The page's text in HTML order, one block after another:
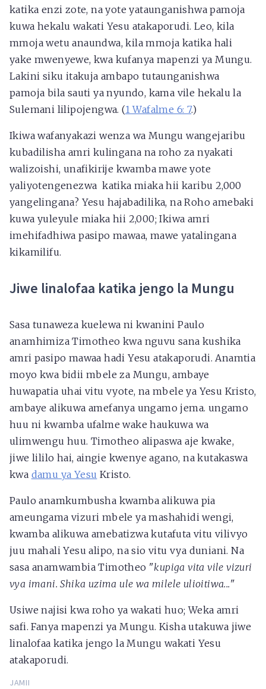
katika enzi zote, na yote yataunganishwa pamoja
kuwa hekalu wakati Yesu atakaporudi. Leo, kila
mmoja wetu anaundwa, kila mmoja katika hali
yake mwenyewe, kwa kufanya mapenzi ya Mungu.
Lakini siku itakuja ambapo tutaunganishwa
pamoja bila sauti ya nyundo, kama vile hekalu la
Sulemani lilipojengwa. (1 Wafalme 6: 7.)
Ikiwa wafanyakazi wenza wa Mungu wangejaribu
kubadilisha amri kulingana na roho za nyakati
walizoishi, unafikirije kwamba mawe yote
yaliyotengenezwa katika miaka hii karibu 2,000
yangelingana? Yesu hajabadilika, na Roho amebaki
kuwa yuleyule miaka hii 2,000; Ikiwa amri
imehifadhiwa pasipo mawaa, mawe yatalingana
kikamilifu.
Jiwe linalofaa katika jengo la Mungu
Sasa tunaweza kuelewa ni kwanini Paulo
anamhimiza Timotheo kwa nguvu sana kushika
amri pasipo mawaa hadi Yesu atakaporudi. Anamtia
moyo kwa bidii mbele za Mungu, ambaye
huwapatia uhai vitu vyote, na mbele ya Yesu Kristo,
ambaye alikuwa amefanya ungamo jema. ungamo
huu ni kwamba ufalme wake haukuwa wa
ulimwengu huu. Timotheo alipaswa aje kwake,
jiwe lililo hai, aingie kwenye agano, na kutakaswa
kwa damu ya Yesu Kristo.
Paulo anamkumbusha kwamba alikuwa pia
ameungama vizuri mbele ya mashahidi wengi,
kwamba alikuwa amebatizwa kutafuta vitu vilivyo
juu mahali Yesu alipo, na sio vitu vya duniani. Na
sasa anamwambia Timotheo "kupiga vita vile vizuri
vya imani. Shika uzima ule wa milele ulioitiwa..."
Usiwe najisi kwa roho ya wakati huo; Weka amri
safi. Fanya mapenzi ya Mungu. Kisha utakuwa jiwe
linalofaa katika jengo la Mungu wakati Yesu
atakaporudi.
JAMII